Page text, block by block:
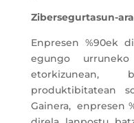
Zibersegurtasun-
Enpresen %90ek
egungo
produktibitatean
Gainera, enpresen